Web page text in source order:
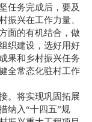
务完成后，要及
振兴在工作力量、
面的有机结合，做
织建设，选好用好
果和乡村振兴任务
全常态化驻村工作
。将实现巩固拓展
纳入“十四五”规